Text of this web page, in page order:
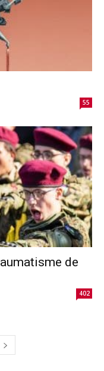
55
de
402